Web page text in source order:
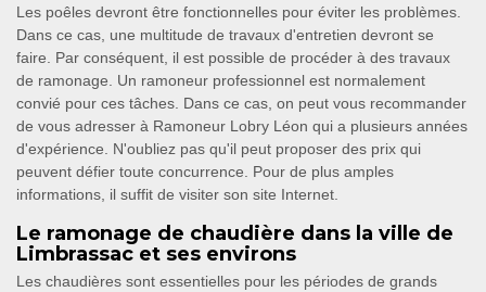
Les poêles devront être fonctionnelles pour éviter les problèmes.
Dans ce cas, une multitude de travaux d'entretien devront se
faire. Par conséquent, il est possible de procéder à des travaux
de ramonage. Un ramoneur professionnel est normalement
convié pour ces tâches. Dans ce cas, on peut vous recommander
de vous adresser à Ramoneur Lobry Léon qui a plusieurs années
d'expérience. N'oubliez pas qu'il peut proposer des prix qui
peuvent défier toute concurrence. Pour de plus amples
informations, il suffit de visiter son site Internet.
Le ramonage de chaudière dans la ville de
Limbrassac et ses environs
Les chaudières sont essentielles pour les périodes de grands